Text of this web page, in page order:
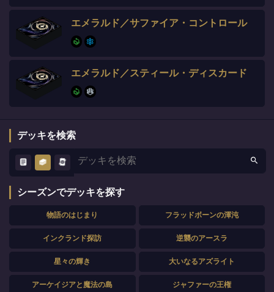
エメラルド／サファイア・コントロール
エメラルド／スティール・ディスカード
デッキを検索
シーズンでデッキを探す
物語のはじまり フラッドボーンの渾沌
インクランド探訪 逆襲のアースラ
星々の輝き 大いなるアズライト
アーケイジアと魔法の島 ジャファーの王権